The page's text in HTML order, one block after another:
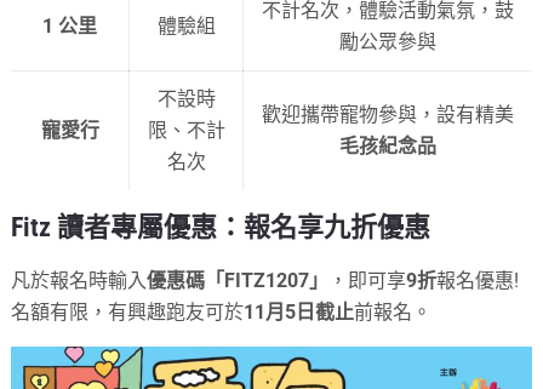
1 公里 體驗組
不計名次，體驗活動氣氛，鼓
勵公眾參與
寵愛行
不設時
限、不計
名次
歡迎攜帶寵物參與，設有精美
毛孩紀念品
Fitz 讀者專屬優惠：報名享九折優惠
凡於報名時輸入優惠碼「FITZ1207」 ，即可享9折報名優惠!
名額有限，有興趣跑友可於11月5日截止前報名。